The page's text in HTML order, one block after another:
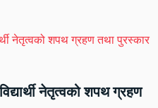
नेतृत्वको शपथ ग्रहण